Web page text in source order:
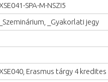
SPA-M-NSZI5
_Szeminárium, _Gyakorlati jegy
Erasmus tárgy 4 kredites